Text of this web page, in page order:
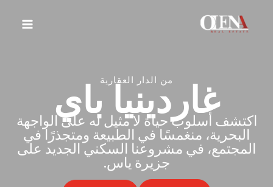
المحتوى
من الدار العقارية
غاردينيا باي
اكتشف أسلوب حياة لا مثيل له على الواجهة
البحرية، منغمسًا في الطبيعة ومتجذرًا في
المجتمع، في مشروعنا السكني الجديد على
جزيرة ياس.